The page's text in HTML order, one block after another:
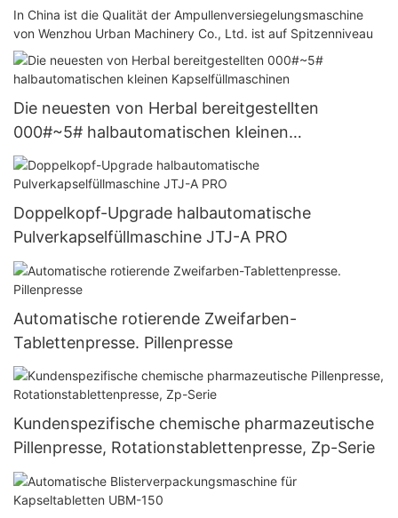
In China ist die Qualität der Ampullenversiegelungsmaschine
von Wenzhou Urban Machinery Co., Ltd. ist auf Spitzenniveau
Die neuesten von Herbal bereitgestellten
000#~5# halbautomatischen kleinen
Kapselfüllmaschinen
Doppelkopf-Upgrade halbautomatische
Pulverkapselfüllmaschine JTJ-A PRO
Automatische rotierende Zweifarben-
Tablettenpresse. Pillenpresse
Kundenspezifische chemische pharmazeutische
Pillenpresse, Rotationstablettenpresse, Zp-Serie